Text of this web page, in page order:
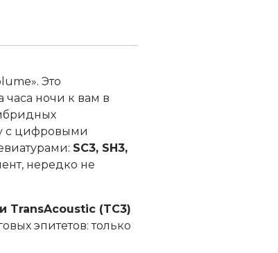
Это
ночи к вам в
с цифровыми
SC3, SH3,
нередко не
TransAcoustic (TC3)
эпитетов: только